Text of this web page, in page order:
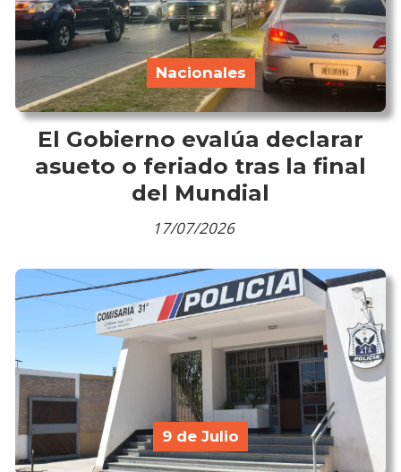
El Gobierno evalúa declarar
asueto o feriado tras la final
del Mundial
Nacionales
17/07/2026
9 de Julio